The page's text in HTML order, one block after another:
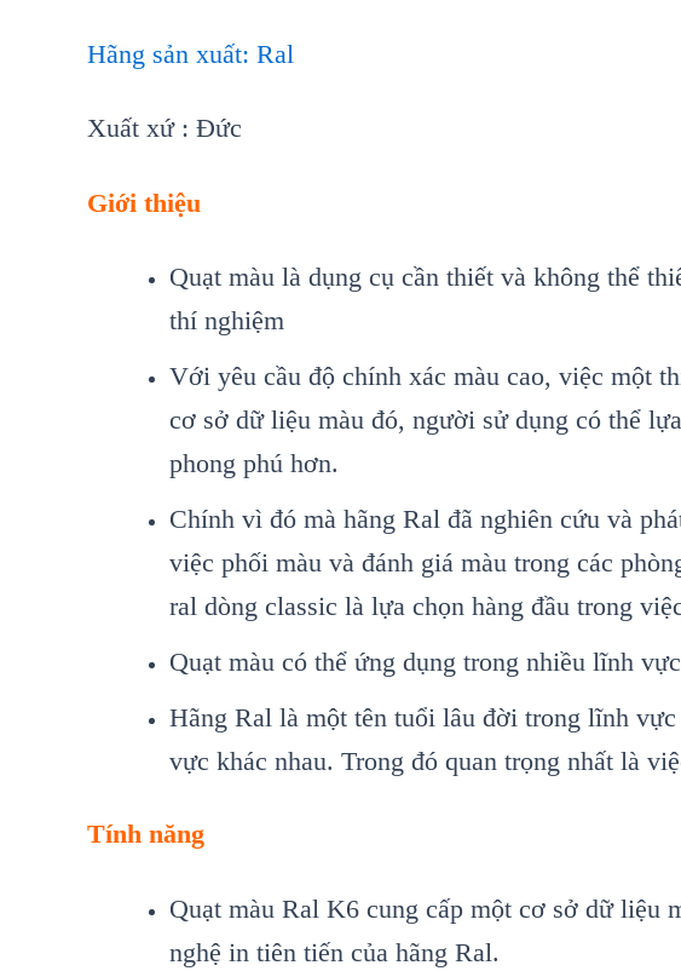
Hãng sản xuất: Ral
Xuất xứ : Đức
Giới thiệu
Quạt màu là dụng cụ cần thiết và không thể
thí nghiệm
Với yêu cầu độ chính xác màu cao, việc một
cơ sở dữ liệu màu đó, người sử dụng có thể
phong phú hơn.
Chính vì đó mà hãng Ral đã nghiên cứu và
việc phối màu và đánh giá màu trong các
ral dòng classic là lựa chọn hàng đầu trong
Quạt màu có thể ứng dụng trong nhiều lĩnh
Hãng Ral là một tên tuổi lâu đời trong lĩnh
vực khác nhau. Trong đó quan trọng nhất là
Tính năng
Quạt màu Ral K6 cung cấp một cơ sở dữ liệu
nghệ in tiên tiến của hãng Ral.